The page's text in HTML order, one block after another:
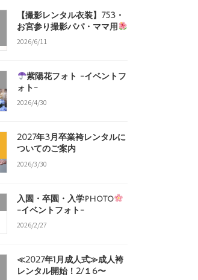
【撮影レンタル衣装】753・
お宮参り撮影パパ・ママ用
2026/6/11
紫陽花フォト -イベントフ
ォト-
2026/4/30
2027年3月卒業袴レンタルに
ついてのご案内
2026/3/30
入園・卒園・入学photo
-イベントフォト-
2026/2/27
≪2027年1月成人式≫成人袴
レンタル開始！2/１6〜